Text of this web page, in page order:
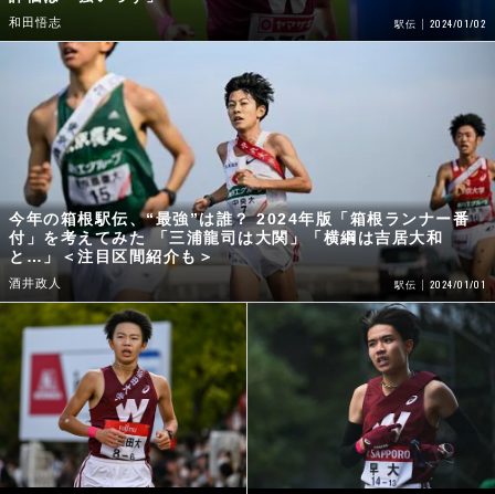
和田悟志 駅伝 2024/01/02
今年の箱根駅伝、“最強”は誰？ 2024年版「箱根ランナー番
付」を考えてみた 「三浦龍司は大関」「横綱は吉居大和
と…」＜注目区間紹介も＞
酒井政人 駅伝 2024/01/01